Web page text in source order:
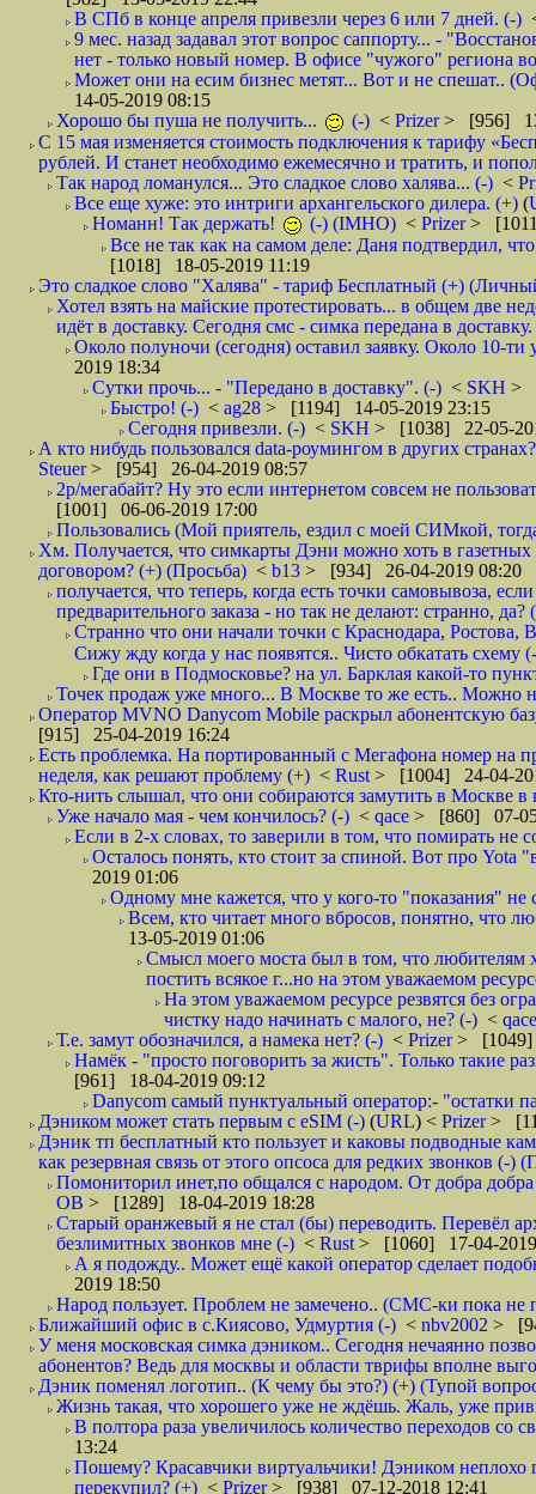
В СПб в конце апреля привезли через 6 или 7 дней. (-)
9 мес. назад задавал этот вопрос саппорту... -
нет - только новый номер. В офисе "чужого" региона
Может они на есим бизнес метят... Вот и не спешат..
14-05-2019 08:15
Хорошо бы пуша не получить...
(-) < Prizer> [956]
С 15 мая изменяется стоимость подключения к тарифу
рублей. И станет необходимо ежемесячно и тратить, и
Так народ ломанулся... Это сладкое слово халява... (-) <
Все еще хуже: это интриги архангельского дилера. (+) (
Номанн! Так держать!
(-) (IMHO) < Prizer>
Все не так как на самом деле: Даня подтвердил,
[1018] 18-05-2019 11:19
Это сладкое слово "Халява" - тариф Бесплатный (+)
Хотел взять на майские протестировать... в общем две
идёт в доставку. Сегодня смс - симка передана в
Около полуночи (сегодня) оставил заявку. Около 10-ти
2019 18:34
Сутки прочь... - "Передано в доставку". (-) < SKH >
Быстро! (-) < ag28 > [1194] 14-05-2019 23:15
Сегодня привезли. (-) < SKH > [1038] 22-05-
А кто нибудь пользовался data-роумингом в других
Steuer> [954] 26-04-2019 08:57
2р/мегабайт? Ну это если интернетом совсем не
[1001] 06-06-2019 17:00
Пользовались (Мой приятель, ездил с моей СИМкой,
Хм. Получается, что симкарты Дэни можно хоть в газетных
договором? (+) (Просьба) < b13 > [934] 26-04-2019 08:20
получается, что теперь, когда есть точки самовывоза,
предварительного заказа - но так не делают: странно, да?
Странно что они начали точки с Краснодара,
Сижу жду когда у нас появятся.. Чисто обкатать схему
Где они в Подмосковье? на ул. Барклая какой-то
Точек продаж уже много... В Москве то же есть.. Можно
Оператор MVNO Danycom Mobile раскрыл абонентскую
[915] 25-04-2019 16:24
Есть проблемка. На портированный с Мегафона номер на
неделя, как решают проблему (+) < Rust > [1004] 24-04-
Кто-нить слышал, что они собираются замутить в Москве в
Уже начало мая - чем кончилось? (-) < qace > [860] 07-
Если в 2-х словах, то заверили в том, что помирать не
Осталось понять, кто стоит за спиной. Вот про Yota
2019 01:06
Одному мне кажется, что у кого-то "показания" не
Всем, кто читает много вбросов, понятно, что
13-05-2019 01:06
Смысл моего моста был в том, что любителям
постить всякое г...но на этом уважаемом
На этом уважаемом ресурсе резвятся без
чистку надо начинать с малого, не? (-) <
Т.е. замут обозначился, а намека нет? (-) < Prizer> [1049]
Намёк - "просто поговорить за жисть". Только такие
[961] 18-04-2019 09:12
Danycom самый пунктуальный оператор:- "остатки
Дэником может стать первым с еSIM (-) (URL) < Prizer>
Дэник тп бесплатный кто пользует и каковы подводные
как резервная связь от этого опсоса для редких звонков (-)
Помониторил инет,по общался с народом. От добра
ОВ > [1289] 18-04-2019 18:28
Старый оранжевый я не стал (бы) переводить. Перевёл
безлимитных звонков мне (-) < Rust > [1060] 17-04-
А я подожду.. Может ещё какой оператор сделает
2019 18:50
Народ пользует. Проблем не замечено.. (СМС-ки пока
Ближайший офис в с.Киясово, Удмуртия (-) < nbv2002 >
У меня московская симка дэником.. Сегодня нечаянно
абонентов? Ведь для москвы и области тврифы вполне
Дэник поменял логотип.. (К чему бы это?) (+) (Тупой
Жизнь такая, что хорошего уже не ждёшь. Жаль, уже
В полтора раза увеличилось количество переходов
13:24
Пошему? Красавчики виртуальчики! Дэником
перекупил? (+) < Prizer> [938] 07-12-2018 12:41